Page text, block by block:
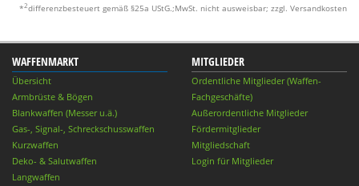
*2differenzbesteuert gemäß §25a UStG.;MwSt. nicht ausweisbar; zzgl. Versandkosten
WAFFENMARKT
Übersicht
Armbrüste & Bögen
Blankwaffen (Messer u.ä.)
Gas-, Signal-, Schreckschusswaffen
Kurzwaffen
Deko- & Salutwaffen
Langwaffen
MITGLIEDER
Ordentliche Mitglieder (Waffen-
Fachgeschäfte)
Außerordentliche Mitglieder
Fördermitglieder
Mitgliedschaft
Login für Mitglieder